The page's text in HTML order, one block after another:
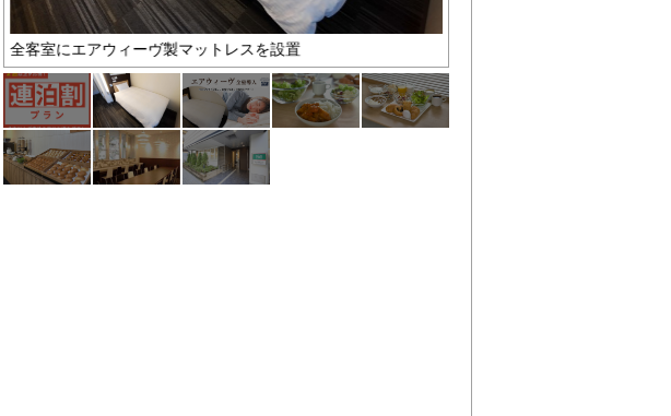
全客室にエアウィーヴ製マットレスを設置